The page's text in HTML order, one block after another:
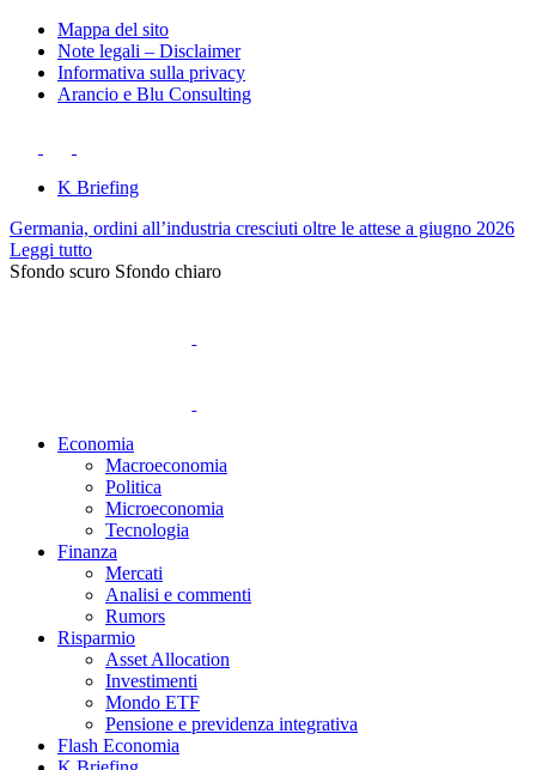
Mappa del sito
Note legali – Disclaimer
Informativa sulla privacy
Arancio e Blu Consulting
K Briefing
Germania, ordini all’industria cresciuti oltre le attese a giugno 2026
Leggi tutto
Sfondo scuro Sfondo chiaro
Economia
Macroeconomia
Politica
Microeconomia
Tecnologia
Finanza
Mercati
Analisi e commenti
Rumors
Risparmio
Asset Allocation
Investimenti
Mondo ETF
Pensione e previdenza integrativa
Flash Economia